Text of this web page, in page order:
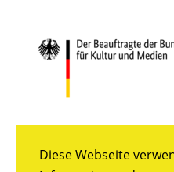
Diese Webseite